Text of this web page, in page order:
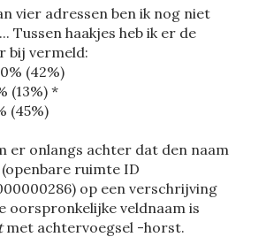
vier adressen ben ik nog niet
Tussen haakjes heb ik er de
bij vermeld:
(42%)
(13%) *
(45%)
er onlangs achter dat den naam
ruimte ID
op een verschrijving
oorspronkelijke veldnaam is
met achtervoegsel -horst.